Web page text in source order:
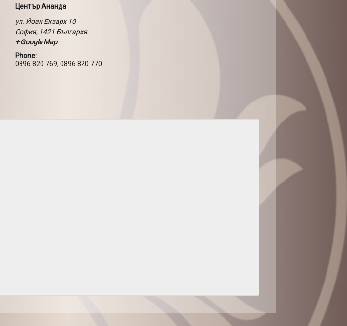
Център Ананда
ул. Йоан Екзарх 10
София, 1421 България
+ Google Map
Phone:
0896 820 769, 0896 820 770